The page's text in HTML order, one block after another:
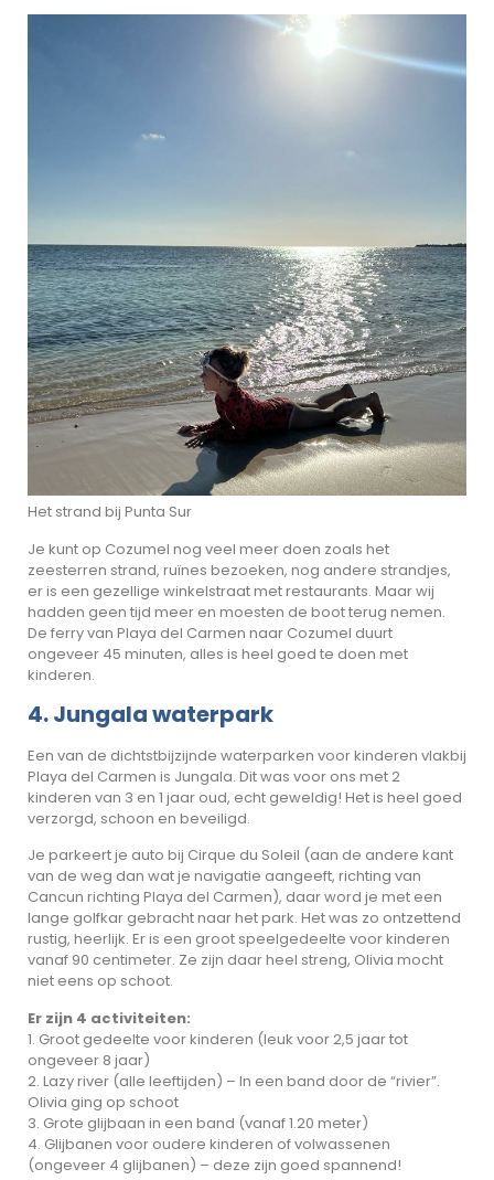
Het strand bij Punta Sur
Je kunt op Cozumel nog veel meer doen zoals het
zeesterren strand, ruïnes bezoeken, nog andere strandjes,
er is een gezellige winkelstraat met restaurants. Maar wij
hadden geen tijd meer en moesten de boot terug nemen.
De ferry van Playa del Carmen naar Cozumel duurt
ongeveer 45 minuten, alles is heel goed te doen met
kinderen.
4. Jungala waterpark
Een van de dichtstbijzijnde waterparken voor kinderen vlakbij
Playa del Carmen is Jungala. Dit was voor ons met 2
kinderen van 3 en 1 jaar oud, echt geweldig! Het is heel goed
verzorgd, schoon en beveiligd.
Je parkeert je auto bij Cirque du Soleil (aan de andere kant
van de weg dan wat je navigatie aangeeft, richting van
Cancun richting Playa del Carmen), daar word je met een
lange golfkar gebracht naar het park. Het was zo ontzettend
rustig, heerlijk. Er is een groot speelgedeelte voor kinderen
vanaf 90 centimeter. Ze zijn daar heel streng, Olivia mocht
niet eens op schoot.
Er zijn 4 activiteiten:
1. Groot gedeelte voor kinderen (leuk voor 2,5 jaar tot
ongeveer 8 jaar)
2. Lazy river (alle leeftijden) – In een band door de “rivier”.
Olivia ging op schoot
3. Grote glijbaan in een band (vanaf 1.20 meter)
4. Glijbanen voor oudere kinderen of volwassenen
(ongeveer 4 glijbanen) – deze zijn goed spannend!